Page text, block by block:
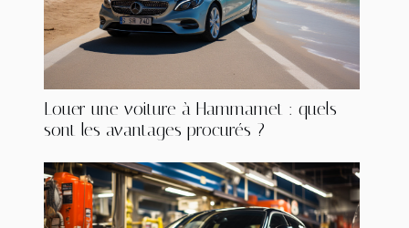
Louer une voiture à Hammamet : quels
sont les avantages procurés ?